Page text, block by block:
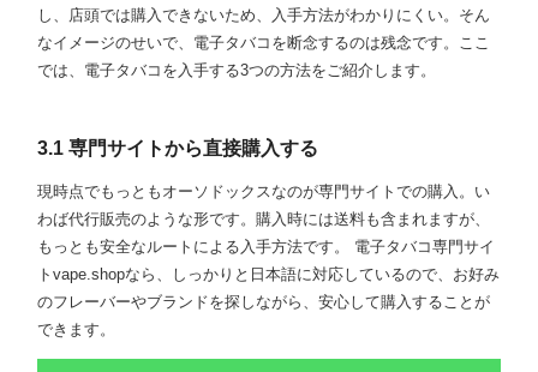
し、店頭では購入できないため、入手方法がわかりにくい。そん
なイメージのせいで、電子タバコを断念するのは残念です。ここ
では、電子タバコを入手する3つの方法をご紹介します。
3.1 専門サイトから直接購入する
現時点でもっともオーソドックスなのが専門サイトでの購入。い
わば代行販売のような形です。購入時には送料も含まれますが、
もっとも安全なルートによる入手方法です。 電子タバコ専門サイ
トvape.shopなら、しっかりと日本語に対応しているので、お好み
のフレーバーやブランドを探しながら、安心して購入することが
できます。